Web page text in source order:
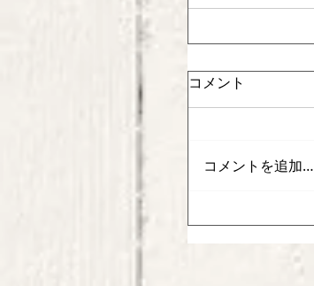
コメント
コメントを追加…